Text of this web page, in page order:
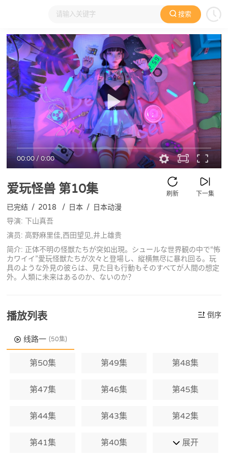
搜索
大家在看 日本动漫 国产动漫 欧美动漫 动漫电影
00:00/0:00
爱玩怪兽 第10集 下一集
刷新
已完结 / 2018 / 日本 / 日本动漫
导演: 下山真吾
演员: 高野麻里佳,西田望见,井上雄贵
简介: 正体不明の怪獣たちが突如出現。シュールな世界観の中で“怖
カワイイ”愛玩怪獣たちが次々と登場し、縦横無尽に暴れ回る。玩
具のような外見の彼らは、見た目も行動もそのすべてが人間の想定
外。人類に未来はあるのか、ないのか？
播放列表 倒序
线路一 (50集)
第50集 第49集 第48集
第47集 第46集 第45集
第44集 第43集 第42集
第41集 第40集 展开